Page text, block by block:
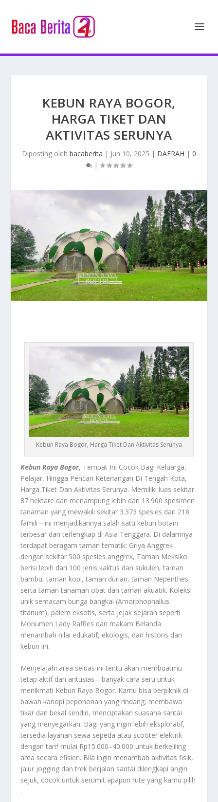
KEBUN RAYA BOGOR,
HARGA TIKET DAN
AKTIVITAS SERUNYA
Diposting oleh bacaberita | Jun 10, 2025 | DAERAH | 0
|
Kebun Raya Bogor, Harga Tiket Dan Aktivitas Serunya
Kebun Raya Bogor, Tempat Ini Cocok Bagi Keluarga,
Pelajar, Hingga Pencari Ketenangan Di Tengah Kota,
Harga Tiket Dan Aktivitas Serunya. Memiliki luas sekitar
87 hektare dan menampung lebih dari 13.900 spesimen
tanaman yang mewakili sekitar 3.373 spesies dari 218
famili—ini menjadikannya salah satu kebun botani
terbesar dan terlengkap di Asia Tenggara. Di dalamnya
terdapat beragam taman tematik: Griya Anggrek
dengan sekitar 500 spesies anggrek, Taman Meksiko
berisi lebih dari 100 jenis kaktus dan sukulen, taman
bambu, taman kopi, taman durian, taman Nepenthes,
serta taman tanaman obat dan taman akuatik. Koleksi
unik semacam bunga bangkai (Amorphophallus
titanum), palem eksotis, serta Jejak sejarah seperti
Monumen Lady Raffles dan makam Belanda
menambah nilai edukatif, ekologis, dan historis dari
kebun ini.
Menjelajahi area seluas ini tentu akan membuatmu
tetap aktif dan antusias—banyak cara seru untuk
menikmati Kebun Raya Bogor. Kamu bisa berpiknik di
bawah kanopi pepohonan yang rindang, membawa
tikar dan bekal sendiri, menciptakan suasana santai
yang menyegarkan. Bagi yang ingin lebih eksploratif,
tersedia layanan sewa sepeda atau scooter elektrik
dengan tarif mulai Rp15.000–40.000 untuk berkeliling
area secara efisien. Bila ingin menambah aktivitas fisik,
jalur jogging dan trek berjalan santai dilengkapi angin
sejuk, cocok untuk serumit apapun rute yang kamu pilih
.